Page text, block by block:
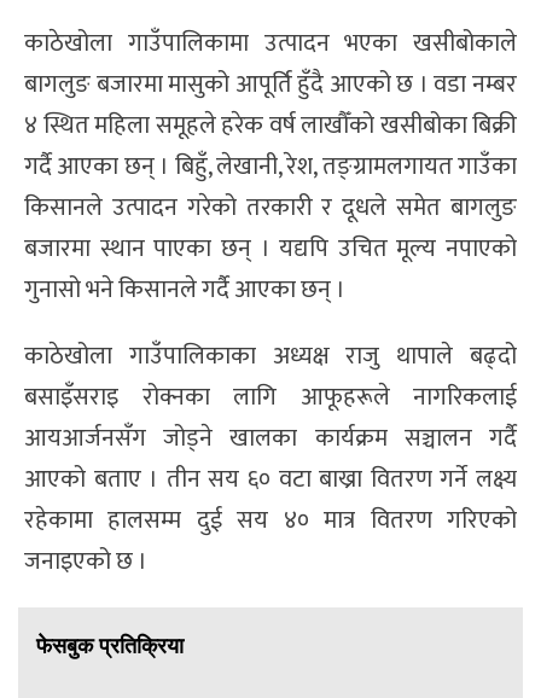
काठेखोला गाउँपालिकामा उत्पादन भएका खसीबोकाले
बागलुङ बजारमा मासुको आपूर्ति हुँदै आएको छ । वडा नम्बर
४ स्थित महिला समूहले हरेक वर्ष लाखौँको खसीबोका बिक्री
गर्दै आएका छन् । बिहुँ, लेखानी, रेश, तङ्ग्रामलगायत गाउँका
किसानले उत्पादन गरेको तरकारी र दूधले समेत बागलुङ
बजारमा स्थान पाएका छन् । यद्यपि उचित मूल्य नपाएको
गुनासो भने किसानले गर्दै आएका छन् ।
काठेखोला गाउँपालिकाका अध्यक्ष राजु थापाले बढ्दो
बसाइँसराइ रोक्नका लागि आफूहरूले नागरिकलाई
आयआर्जनसँग जोड्ने खालका कार्यक्रम सञ्चालन गर्दै
आएको बताए । तीन सय ६० वटा बाख्रा वितरण गर्ने लक्ष्य
रहेकामा हालसम्म दुई सय ४० मात्र वितरण गरिएको
जनाइएको छ ।
फेसबुक प्रतिक्रिया